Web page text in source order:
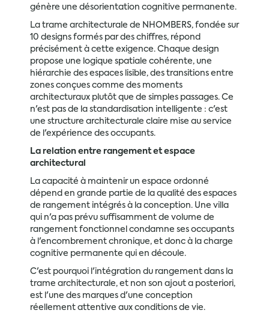
génère une désorientation cognitive permanente.
La trame architecturale de NHOMBERS, fondée sur
10 designs formés par des chiffres, répond
précisément à cette exigence. Chaque design
propose une logique spatiale cohérente, une
hiérarchie des espaces lisible, des transitions entre
zones conçues comme des moments
architecturaux plutôt que de simples passages. Ce
n'est pas de la standardisation intelligente : c'est
une structure architecturale claire mise au service
de l'expérience des occupants.
La relation entre rangement et espace
architectural
La capacité à maintenir un espace ordonné
dépend en grande partie de la qualité des espaces
de rangement intégrés à la conception. Une villa
qui n'a pas prévu suffisamment de volume de
rangement fonctionnel condamne ses occupants
à l'encombrement chronique, et donc à la charge
cognitive permanente qui en découle.
C'est pourquoi l'intégration du rangement dans la
trame architecturale, et non son ajout a posteriori,
est l'une des marques d'une conception
réellement attentive aux conditions de vie.